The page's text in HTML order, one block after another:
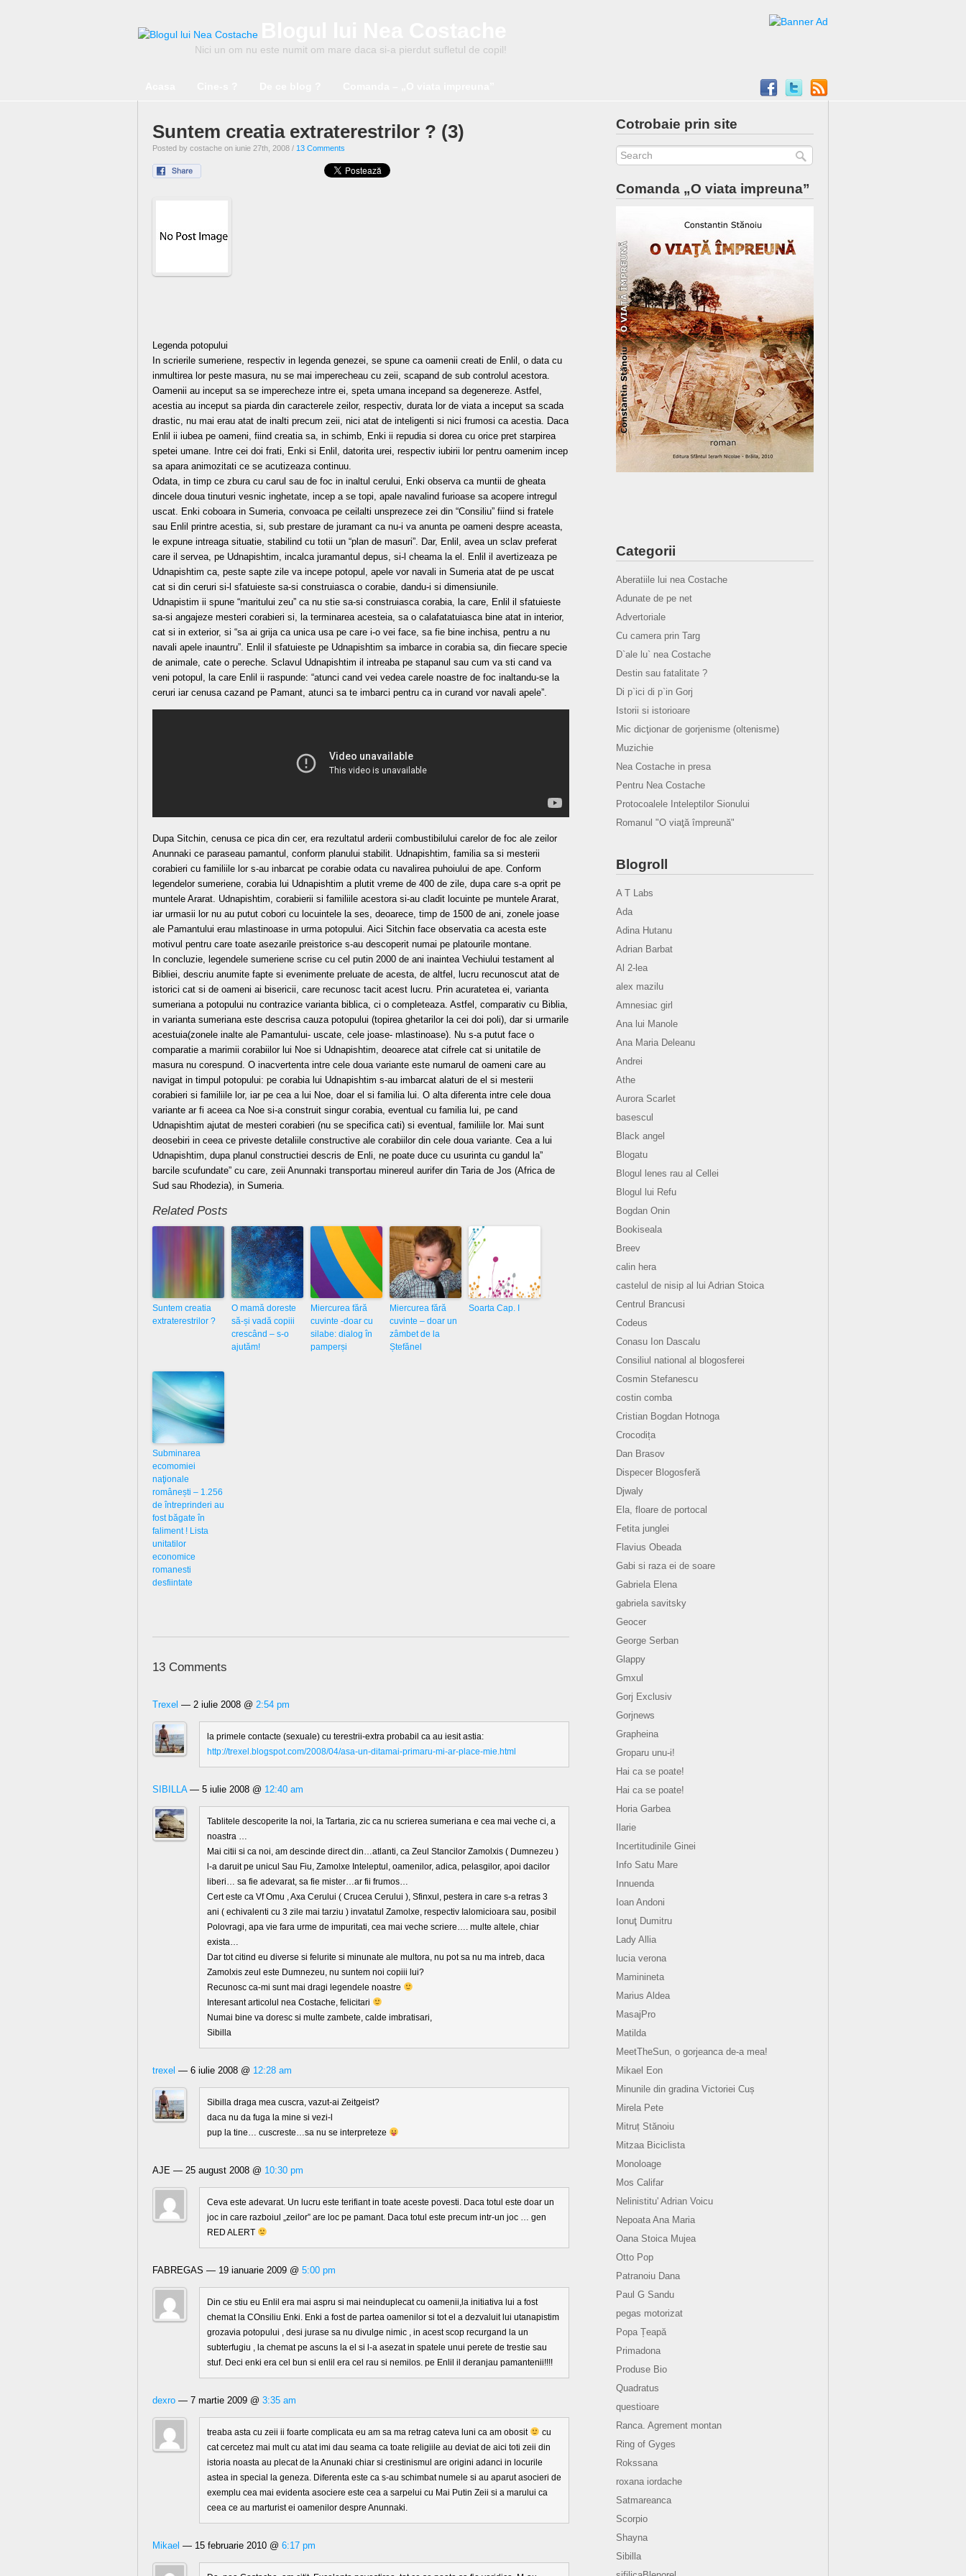
Nici un om nu este numit om mare daca si-a pierdut sufletul de copil!
Suntem creatia extraterestrilor ? (3)
Posted by costache on iunie 27th, 2008 / 13 Comments
Legenda potopului
In scrierile sumeriene, respectiv in legenda genezei, se spune ca oamenii creati de Enlil, o data cu
inmultirea lor peste masura, nu se mai imperecheau cu zeii, scapand de sub controlul acestora.
Oamenii au inceput sa se imperecheze intre ei, speta umana incepand sa degenereze. Astfel,
acestia au inceput sa piarda din caracterele zeilor, respectiv, durata lor de viata a inceput sa scada
drastic, nu mai erau atat de inalti precum zeii, nici atat de inteligenti si nici frumosi ca acestia. Daca
Enlil ii iubea pe oameni, fiind creatia sa, in schimb, Enki ii repudia si dorea cu orice pret starpirea
spetei umane. Intre cei doi frati, Enki si Enlil, datorita urei, respectiv iubirii lor pentru oamenim incep
sa apara animozitati ce se acutizeaza continuu.
Odata, in timp ce zbura cu carul sau de foc in inaltul cerului, Enki observa ca muntii de gheata
dincele doua tinuturi vesnic inghetate, incep a se topi, apale navalind furioase sa acopere intregul
uscat. Enki coboara in Sumeria, convoaca pe ceilalti unsprezece zei din “Consiliu” fiind si fratele
sau Enlil printre acestia, si, sub prestare de juramant ca nu-i va anunta pe oameni despre aceasta,
le expune intreaga situatie, stabilind cu totii un “plan de masuri”. Dar, Enlil, avea un sclav preferat
care il servea, pe Udnapishtim, incalca juramantul depus, si-l cheama la el. Enlil il avertizeaza pe
Udnapishtim ca, peste sapte zile va incepe potopul, apele vor navali in Sumeria atat de pe uscat
cat si din ceruri si-l sfatuieste sa-si construiasca o corabie, dandu-i si dimensiunile.
Udnapistim ii spune “maritului zeu” ca nu stie sa-si construiasca corabia, la care, Enlil il sfatuieste
sa-si angajeze mesteri corabieri si, la terminarea acesteia, sa o calafatatuiasca bine atat in interior,
cat si in exterior, si “sa ai grija ca unica usa pe care i-o vei face, sa fie bine inchisa, pentru a nu
navali apele inauntru”. Enlil il sfatuieste pe Udnapishtim sa imbarce in corabia sa, din fiecare specie
de animale, cate o pereche. Sclavul Udnapishtim il intreaba pe stapanul sau cum va sti cand va
veni potopul, la care Enlil ii raspunde: “atunci cand vei vedea carele noastre de foc inaltandu-se la
ceruri iar cenusa cazand pe Pamant, atunci sa te imbarci pentru ca in curand vor navali apele”.
Dupa Sitchin, cenusa ce pica din cer, era rezultatul arderii combustibilului carelor de foc ale zeilor
Anunnaki ce paraseau pamantul, conform planului stabilit. Udnapishtim, familia sa si mesterii
corabieri cu familiile lor s-au inbarcat pe corabie odata cu navalirea puhoiului de ape. Conform
legendelor sumeriene, corabia lui Udnapishtim a plutit vreme de 400 de zile, dupa care s-a oprit pe
muntele Ararat. Udnapishtim, corabierii si familiile acestora si-au cladit locuinte pe muntele Ararat,
iar urmasii lor nu au putut cobori cu locuintele la ses, deoarece, timp de 1500 de ani, zonele joase
ale Pamantului erau mlastinoase in urma potopului. Aici Sitchin face observatia ca acesta este
motivul pentru care toate asezarile preistorice s-au descoperit numai pe platourile montane.
In concluzie, legendele sumeriene scrise cu cel putin 2000 de ani inaintea Vechiului testament al
Bibliei, descriu anumite fapte si evenimente preluate de acesta, de altfel, lucru recunoscut atat de
istorici cat si de oameni ai bisericii, care recunosc tacit acest lucru. Prin acuratetea ei, varianta
sumeriana a potopului nu contrazice varianta biblica, ci o completeaza. Astfel, comparativ cu Biblia,
in varianta sumeriana este descrisa cauza potopului (topirea ghetarilor la cei doi poli), dar si urmarile
acestuia(zonele inalte ale Pamantului- uscate, cele joase- mlastinoase). Nu s-a putut face o
comparatie a marimii corabiilor lui Noe si Udnapishtim, deoarece atat cifrele cat si unitatile de
masura nu corespund. O inacvertenta intre cele doua variante este numarul de oameni care au
navigat in timpul potopului: pe corabia lui Udnapishtim s-au imbarcat alaturi de el si mesterii
corabieri si familiile lor, iar pe cea a lui Noe, doar el si familia lui. O alta diferenta intre cele doua
variante ar fi aceea ca Noe si-a construit singur corabia, eventual cu familia lui, pe cand
Udnapishtim ajutat de mesteri corabieri (nu se specifica cati) si eventual, familiile lor. Mai sunt
deosebiri in ceea ce priveste detaliile constructive ale corabiilor din cele doua variante. Cea a lui
Udnapishtim, dupa planul constructiei descris de Enli, ne poate duce cu usurinta cu gandul la”
barcile scufundate” cu care, zeii Anunnaki transportau minereul aurifer din Taria de Jos (Africa de
Sud sau Rhodezia), in Sumeria.
Related Posts
Suntem creatia
extraterestrilor ?
O mamă doreste
să-și vadă copiii
crescând – s-o
ajutăm!
Miercurea fără
cuvinte -doar cu
silabe: dialog în
pamperși
Miercurea fără
cuvinte – doar un
zâmbet de la
Ștefănel
Soarta Cap. I
Subminarea
ecomomiei
naţionale
românești – 1.256
de întreprinderi au
fost băgate în
faliment ! Lista
unitatilor
economice
romanesti
desfiintate
13 Comments
Trexel — 2 iulie 2008 @ 2:54 pm
la primele contacte (sexuale) cu terestrii-extra probabil ca au iesit astia:
http://trexel.blogspot.com/2008/04/asa-un-ditamai-primaru-mi-ar-place-mie.html
SIBILLA— 5 iulie 2008 @ 12:40 am
Tablitele descoperite la noi, la Tartaria, zic ca nu scrierea sumeriana e cea mai veche ci, a
noastra …
Mai citii si ca noi, am descinde direct din…atlanti, ca Zeul Stancilor Zamolxis ( Dumnezeu )
l-a daruit pe unicul Sau Fiu, Zamolxe Inteleptul, oamenilor, adica, pelasgilor, apoi dacilor
liberi… sa fie adevarat, sa fie mister…ar fii frumos…
Cert este ca Vf Omu , Axa Cerului ( Crucea Cerului ), Sfinxul, pestera in care s-a retras 3
ani ( echivalenti cu 3 zile mai tarziu ) invatatul Zamolxe, respectiv Ialomicioara sau, posibil
Polovragi, apa vie fara urme de impuritati, cea mai veche scriere…. multe altele, chiar
exista…
Dar tot citind eu diverse si felurite si minunate ale multora, nu pot sa nu ma intreb, daca
Zamolxis zeul este Dumnezeu, nu suntem noi copiii lui?
Recunosc ca-mi sunt mai dragi legendele noastre
Interesant articolul nea Costache, felicitari
Numai bine va doresc si multe zambete, calde imbratisari,
Sibilla
trexel — 6 iulie 2008 @ 12:28 am
Sibilla draga mea cuscra, vazut-ai Zeitgeist?
daca nu da fuga la mine si vezi-l
pup la tine… cuscreste…sa nu se interpreteze
AJE — 25 august 2008 @ 10:30 pm
Ceva este adevarat. Un lucru este terifiant in toate aceste povesti. Daca totul este doar un
joc in care razboiul „zeilor” are loc pe pamant. Daca totul este precum intr-un joc … gen
RED ALERT
FABREGAS — 19 ianuarie 2009 @ 5:00 pm
Din ce stiu eu Enlil era mai aspru si mai neinduplecat cu oamenii,la initiativa lui a fost
chemat la COnsiliu Enki. Enki a fost de partea oamenilor si tot el a dezvaluit lui utanapistim
grozavia potopului , desi jurase sa nu divulge nimic , in acest scop recurgand la un
subterfugiu , la chemat pe ascuns la el si l-a asezat in spatele unui perete de trestie sau
stuf. Deci enki era cel bun si enlil era cel rau si nemilos. pe Enlil il deranjau pamantenii!!!!
dexro — 7 martie 2009 @ 3:35 am
treaba asta cu zeii ii foarte complicata eu am sa ma retrag cateva luni ca am obosit
cu
cat cercetez mai mult cu atat imi dau seama ca toate religiile au deviat de aici toti zeii din
istoria noasta au plecat de la Anunaki chiar si crestinismul are origini adanci in locurile
astea in special la geneza. Diferenta este ca s-au schimbat numele si au aparut asocieri de
exemplu cea mai evidenta asociere este cea a sarpelui cu Mai Putin Zeii si a marului ca
ceea ce au marturist ei oamenilor despre Anunnaki.
Mikael — 15 februarie 2010 @ 6:17 pm
Cotrobaie prin site
Comanda „O viata impreuna”
Categorii
Aberatiile lui nea Costache
Adunate de pe net
Advertoriale
Cu camera prin Targ
D`ale lu` nea Costache
Destin sau fatalitate ?
Di p`ici di p`in Gorj
Istorii si istorioare
Mic dicţionar de gorjenisme (oltenisme)
Muzichie
Nea Costache in presa
Pentru Nea Costache
Protocoalele Inteleptilor Sionului
Romanul "O viaţă împreună"
Blogroll
A T Labs
Ada
Adina Hutanu
Adrian Barbat
Al 2-lea
alex mazilu
Amnesiac girl
Ana lui Manole
Ana Maria Deleanu
Andrei
Athe
Aurora Scarlet
basescul
Black angel
Blogatu
Blogul lenes rau al Cellei
Blogul lui Refu
Bogdan Onin
Bookiseala
Breev
calin hera
castelul de nisip al lui Adrian Stoica
Centrul Brancusi
Codeus
Conasu Ion Dascalu
Consiliul national al blogosferei
Cosmin Stefanescu
costin comba
Cristian Bogdan Hotnoga
Crocodița
Dan Brasov
Dispecer Blogosferă
Djwaly
Ela, floare de portocal
Fetita junglei
Flavius Obeada
Gabi si raza ei de soare
Gabriela Elena
gabriela savitsky
Geocer
George Serban
Glappy
Gmxul
Gorj Exclusiv
Gorjnews
Grapheina
Groparu unu-i!
Hai ca se poate!
Hai ca se poate!
Horia Garbea
Ilarie
Incertitudinile Ginei
Info Satu Mare
Innuenda
Ioan Andoni
Ionuţ Dumitru
Lady Allia
lucia verona
Maminineta
Marius Aldea
MasajPro
Matilda
MeetTheSun, o gorjeanca de-a mea!
Mikael Eon
Minunile din gradina Victoriei Cuș
Mirela Pete
Mitruț Stănoiu
Mitzaa Biciclista
Monoloage
Mos Califar
Nelinistitu' Adrian Voicu
Nepoata Ana Maria
Oana Stoica Mujea
Otto Pop
Patranoiu Dana
Paul G Sandu
pegas motorizat
Popa Țeapă
Primadona
Produse Bio
Quadratus
questioare
Ranca. Agrement montan
Ring of Gyges
Rokssana
roxana iordache
Satmareanca
Scorpio
Shayna
Sibilla